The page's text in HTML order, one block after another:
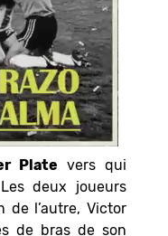
Plate vers qui
deux joueurs
de l’autre, Victor
de bras de son